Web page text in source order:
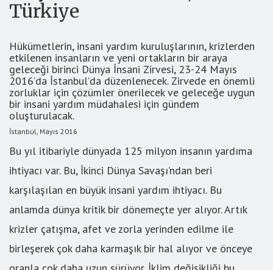
Türkiye
Hükümetlerin, insani yardım kuruluşlarının, krizlerden
etkilenen insanların ve yeni ortakların bir araya
geleceği birinci Dünya İnsani Zirvesi, 23-24 Mayıs
2016’da İstanbul’da düzenlenecek. Zirvede en önemli
zorluklar için çözümler önerilecek ve geleceğe uygun
bir insani yardım müdahalesi için gündem
oluşturulacak.
İstanbul, Mayıs 2016
Bu yıl itibariyle dünyada 125 milyon insanın yardıma
ihtiyacı var. Bu, İkinci Dünya Savaşı’ndan beri
karşılaşılan en büyük insani yardım ihtiyacı. Bu
anlamda dünya kritik bir dönemeçte yer alıyor. Artık
krizler çatışma, afet ve zorla yerinden edilme ile
birleşerek çok daha karmaşık bir hal alıyor ve önceye